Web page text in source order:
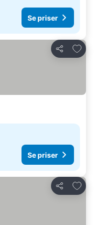
Se priser
Del
Legg
Se priser
Del
Legg